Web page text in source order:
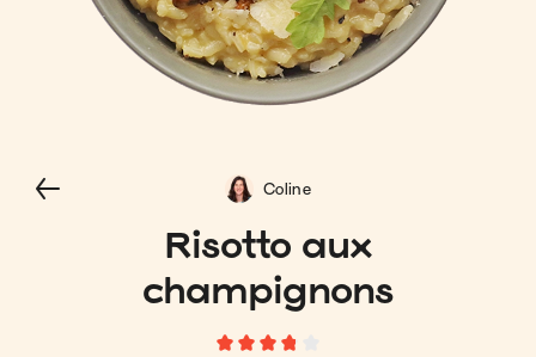
Risotto aux
champignons
Coline